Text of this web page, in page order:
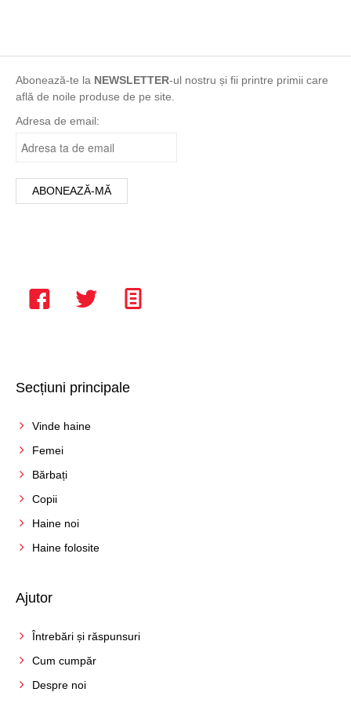
33
34
35
36
37
39
8
S
Abonează-te la NEWSLETTER-ul nostru și fii printre primii care
află de noile produse de pe site.
Adresa de email:
Secțiuni principale
Vinde haine
Femei
Bărbați
Copii
Haine noi
Haine folosite
Ajutor
Întrebări și răspunsuri
Cum cumpăr
Despre noi